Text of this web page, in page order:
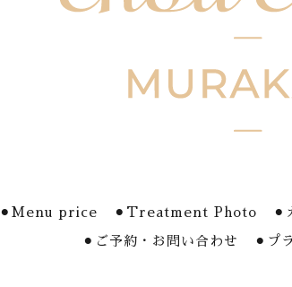
⚫︎Menu price ⚫︎Treatment Photo ⚫︎
⚫︎ご予約・お問い合わせ ⚫︎プ